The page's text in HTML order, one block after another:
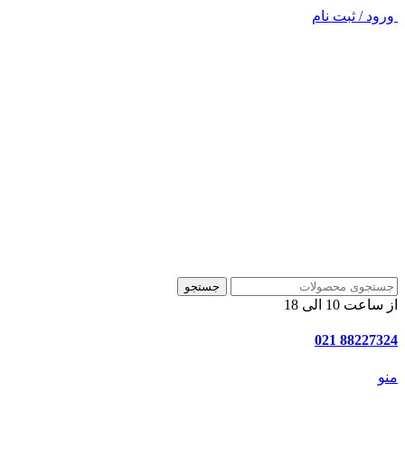
ورود / ثبت نام
جستجو
از ساعت 10 الی 18
88227324 021
منو